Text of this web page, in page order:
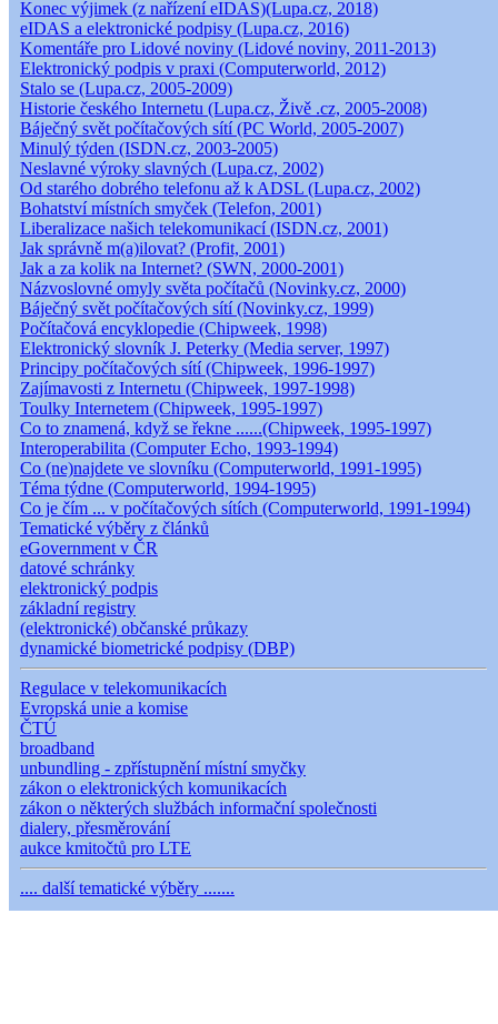
Konec výjimek (z nařízení eIDAS)(Lupa.cz, 2018)
eIDAS a elektronické podpisy (Lupa.cz, 2016)
Komentáře pro Lidové noviny (Lidové noviny, 2011-2013)
Elektronický podpis v praxi (Computerworld, 2012)
Stalo se (Lupa.cz, 2005-2009)
Historie českého Internetu (Lupa.cz, Živě .cz, 2005-2008)
Báječný svět počítačových sítí (PC World, 2005-2007)
Minulý týden (ISDN.cz, 2003-2005)
Neslavné výroky slavných (Lupa.cz, 2002)
Od starého dobrého telefonu až k ADSL (Lupa.cz, 2002)
Bohatství místních smyček (Telefon, 2001)
Liberalizace našich telekomunikací (ISDN.cz, 2001)
Jak správně m(a)ilovat? (Profit, 2001)
Jak a za kolik na Internet? (SWN, 2000-2001)
Názvoslovné omyly světa počítačů (Novinky.cz, 2000)
Báječný svět počítačových sítí (Novinky.cz, 1999)
Počítačová encyklopedie (Chipweek, 1998)
Elektronický slovník J. Peterky (Media server, 1997)
Principy počítačových sítí (Chipweek, 1996-1997)
Zajímavosti z Internetu (Chipweek, 1997-1998)
Toulky Internetem (Chipweek, 1995-1997)
Co to znamená, když se řekne ......(Chipweek, 1995-1997)
Interoperabilita (Computer Echo, 1993-1994)
Co (ne)najdete ve slovníku (Computerworld, 1991-1995)
Téma týdne (Computerworld, 1994-1995)
Co je čím ... v počítačových sítích (Computerworld, 1991-1994)
Tematické výběry z článků
eGovernment v ČR
datové schránky
elektronický podpis
základní registry
(elektronické) občanské průkazy
dynamické biometrické podpisy (DBP)
Regulace v telekomunikacích
Evropská unie a komise
ČTÚ
broadband
unbundling - zpřístupnění místní smyčky
zákon o elektronických komunikacích
zákon o některých službách informační společnosti
dialery, přesměrování
aukce kmitočtů pro LTE
.... další tematické výběry .......